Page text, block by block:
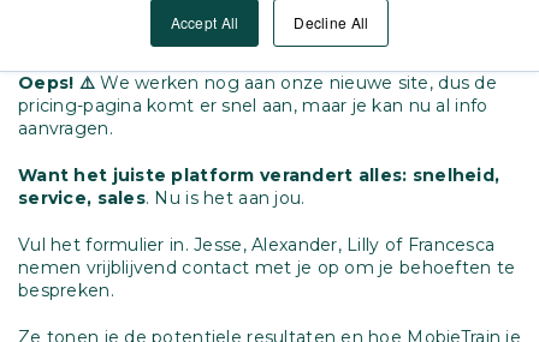
Accept All Decline All
bij je team(noden)
Oeps! ⚠️We werken nog aan onze nieuwe site, dus de
pricing-pagina komt er snel aan, maar je kan nu al info
aanvragen.
Want het juiste platform verandert alles: snelheid,
service, sales. Nu is het aan jou.
Vul het formulier in. Jesse, Alexander, Lilly of Francesca
nemen vrijblijvend contact met je op om je behoeften te
bespreken.
Ze tonen je de potentiele resultaten en hoe MobieTrain je